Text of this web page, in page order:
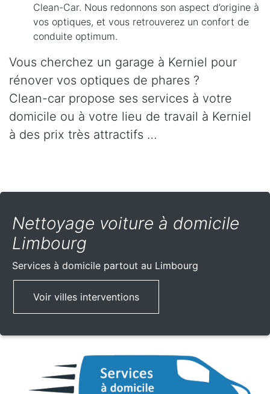
Clean-Car. Nous redonnons son aspect d’origine à
vos optiques, et vous retrouverez un confort de
conduite optimum.
Vous cherchez un garage à Kerniel pour
rénover vos optiques de phares ?
Clean-car propose ses services à votre
domicile ou à votre lieu de travail à Kerniel
à des prix très attractifs …
Nettoyage voiture à domicile
Limbourg
Services à domicile partout au Limbourg
Voir villes interventions